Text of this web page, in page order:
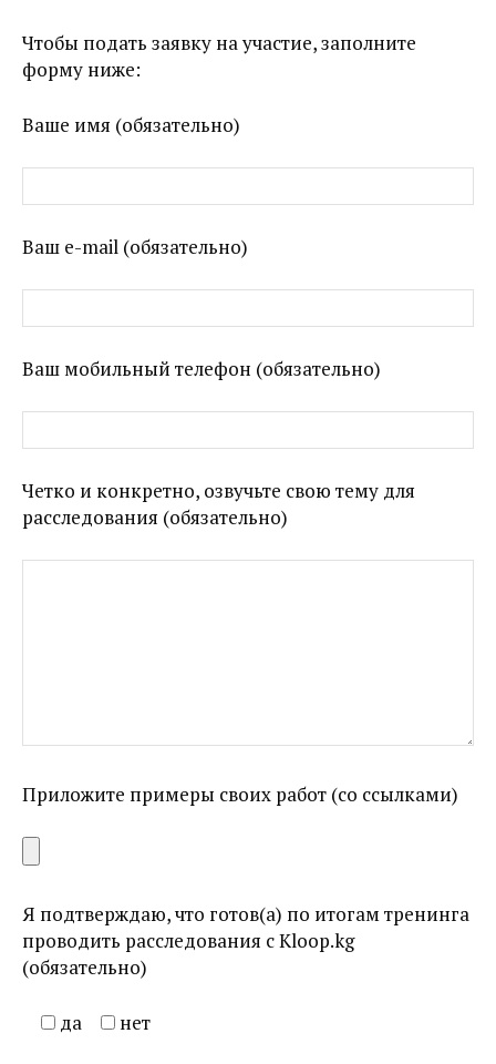
Чтобы подать заявку на участие, заполните
форму ниже:
Ваше имя (обязательно)
Ваш e-mail (обязательно)
Ваш мобильный телефон (обязательно)
Четко и конкретно, озвучьте свою тему для
расследования (обязательно)
Приложите примеры своих работ (со ссылками)
Я подтверждаю, что готов(а) по итогам тренинга
проводить расследования с Kloop.kg
(обязательно)
да нет